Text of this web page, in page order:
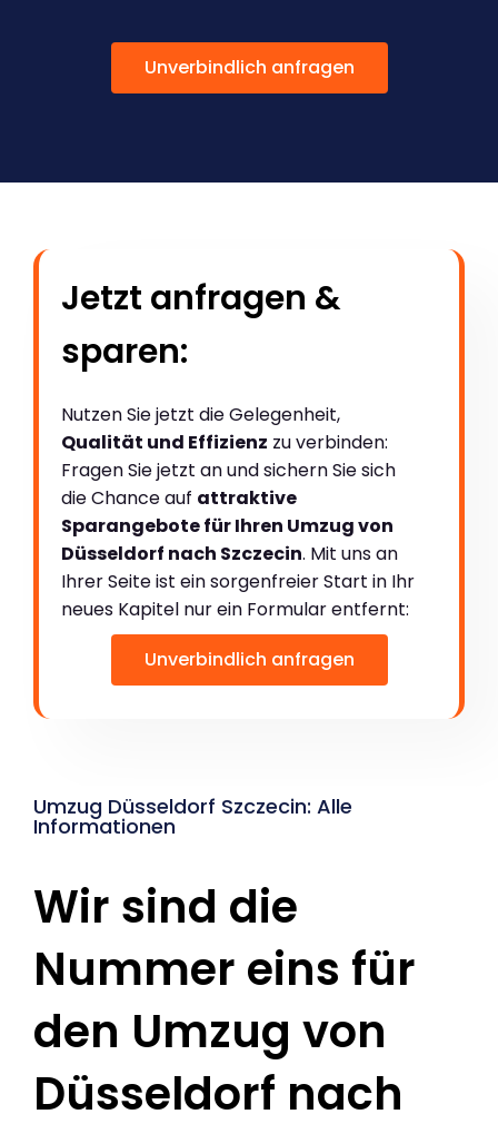
Unverbindlich anfragen
Jetzt anfragen &
sparen:
Nutzen Sie jetzt die Gelegenheit,
Qualität und Effizienz zu verbinden:
Fragen Sie jetzt an und sichern Sie sich
die Chance auf attraktive
Sparangebote für Ihren Umzug von
Düsseldorf nach Szczecin. Mit uns an
Ihrer Seite ist ein sorgenfreier Start in Ihr
neues Kapitel nur ein Formular entfernt:
Unverbindlich anfragen
Umzug Düsseldorf Szczecin: Alle
Informationen
Wir sind die
Nummer eins für
den Umzug von
Düsseldorf nach